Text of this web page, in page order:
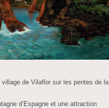
de Vilaflor sur les pentes de la
d’Espagne et une attraction